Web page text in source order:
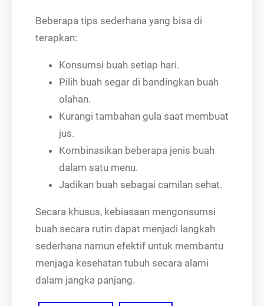
Beberapa tips sederhana yang bisa di
terapkan:
Konsumsi buah setiap hari.
Pilih buah segar di bandingkan buah
olahan.
Kurangi tambahan gula saat membuat
jus.
Kombinasikan beberapa jenis buah
dalam satu menu.
Jadikan buah sebagai camilan sehat.
Secara khusus, kebiasaan mengonsumsi
buah secara rutin dapat menjadi langkah
sederhana namun efektif untuk membantu
menjaga kesehatan tubuh secara alami
dalam jangka panjang.